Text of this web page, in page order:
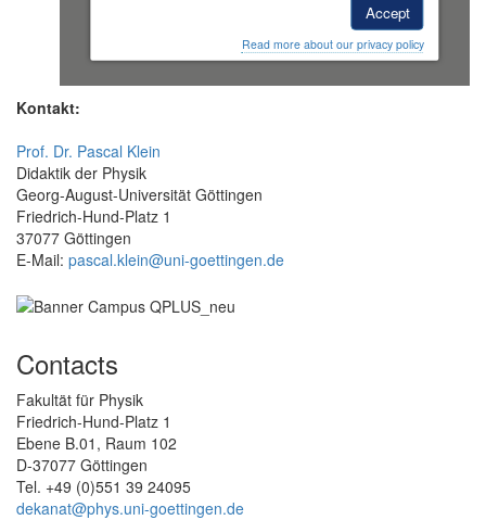
Accept
Read more about our privacy policy
Kontakt:
Prof. Dr. Pascal Klein
Didaktik der Physik
Georg-August-Universität Göttingen
Friedrich-Hund-Platz 1
37077 Göttingen
E-Mail: pascal.klein@uni-goettingen.de
Contacts
Fakultät für Physik
Friedrich-Hund-Platz 1
Ebene B.01, Raum 102
D-37077 Göttingen
Tel. +49 (0)551 39 24095
dekanat@phys.uni-goettingen.de